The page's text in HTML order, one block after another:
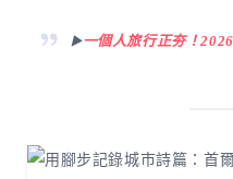
▶️一個人旅行正夯！